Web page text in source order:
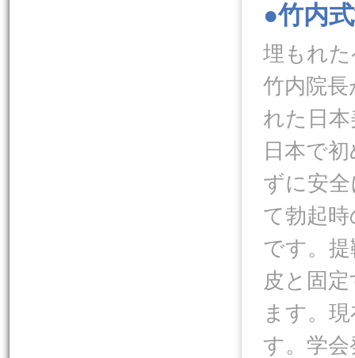
●竹内
埋もれ
竹内院
れた日
日本で
ずに安
て勃起
です。
皮と固
ます。
す。学